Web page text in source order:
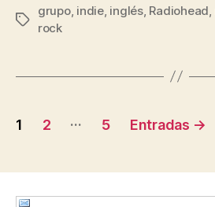
Etiquetas
grupo, indie, inglés, Radiohead
rock
Navegación
entradas
1 2 … 5 Entradas →